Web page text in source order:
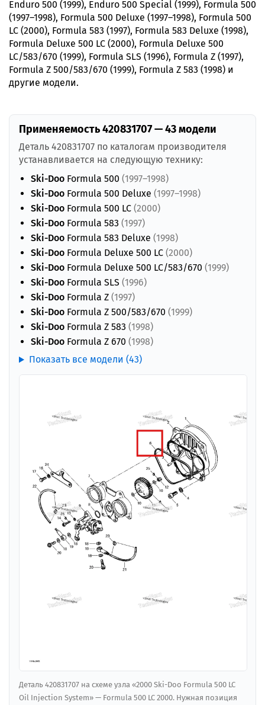
Enduro 500 (1999), Enduro 500 Special (1999), Formula 500
(1997–1998), Formula 500 Deluxe (1997–1998), Formula 500
LC (2000), Formula 583 (1997), Formula 583 Deluxe (1998),
Formula Deluxe 500 LC (2000), Formula Deluxe 500
LC/583/670 (1999), Formula SLS (1996), Formula Z (1997),
Formula Z 500/583/670 (1999), Formula Z 583 (1998) и
другие модели.
Применяемость 420831707 — 43 модели
Деталь 420831707 по каталогам производителя
устанавливается на следующую технику:
Ski-Doo Formula 500 (1997–1998)
Ski-Doo Formula 500 Deluxe (1997–1998)
Ski-Doo Formula 500 LC (2000)
Ski-Doo Formula 583 (1997)
Ski-Doo Formula 583 Deluxe (1998)
Ski-Doo Formula Deluxe 500 LC (2000)
Ski-Doo Formula Deluxe 500 LC/583/670 (1999)
Ski-Doo Formula SLS (1996)
Ski-Doo Formula Z (1997)
Ski-Doo Formula Z 500/583/670 (1999)
Ski-Doo Formula Z 583 (1998)
Ski-Doo Formula Z 670 (1998)
Показать все модели (43)
Деталь 420831707 на схеме узла «2000 Ski-Doo Formula 500 LC
Oil Injection System» — Formula 500 LC 2000. Нужная позиция